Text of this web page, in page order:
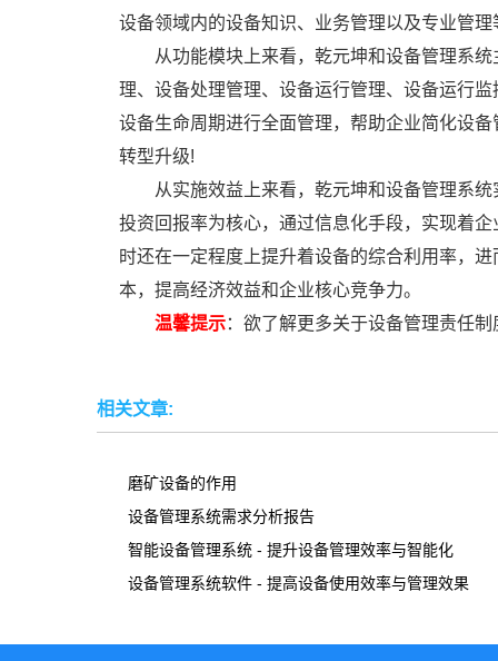
设备领域内的设备知识、业务管理以及专业管
从功能模块上来看，乾元坤和设备管理系
理、设备处理管理、设备运行管理、设备运行
设备生命周期进行全面管理，帮助企业简化设
转型升级!
从实施效益上来看，乾元坤和设备管理系
投资回报率为核心，通过信息化手段，实现着
时还在一定程度上提升着设备的综合利用率，
本，提高经济效益和企业核心竞争力。
温馨提示：欲了解更多关于设备管理责任
相关文章:
磨矿设备的作用
设备管理系统需求分析报告
智能设备管理系统 - 提升设备管理效率与智能化
设备管理系统软件 - 提高设备使用效率与管理效果